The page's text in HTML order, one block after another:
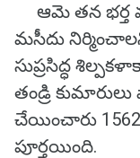
ఆమె తన భర్త
మసీదు
సుప్రసిద్ధ
తండ్రి
చేయించారు 1562
పూర్తయింది.